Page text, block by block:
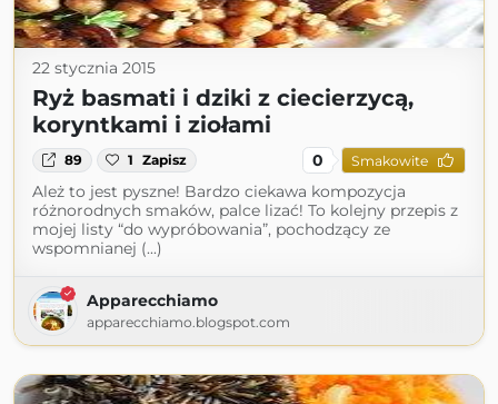
22 stycznia 2015
Ryż basmati i dziki z ciecierzycą,
koryntkami i ziołami
89 1 Zapisz 0 Smakowite
Ależ to jest pyszne! Bardzo ciekawa kompozycja
różnorodnych smaków, palce lizać! To kolejny przepis z
mojej listy “do wypróbowania”, pochodzący ze
wspomnianej (...)
Apparecchiamo
apparecchiamo.blogspot.com